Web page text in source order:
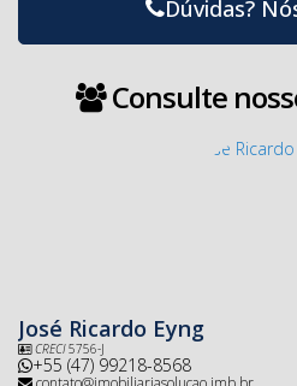
Dúvidas?
Consulte
José Ricardo Eyng
CRECI5756-J
+55 (47) 99218-8568